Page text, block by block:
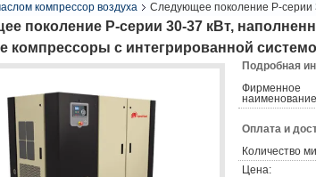
компрессор воздуха
Следующее поколение Р-
воздуха
поколение Р-серии 30-37 кВт,
компрессоры с интегрированной
Подробная
Фирменное
Оплата и
Количество
Цена: